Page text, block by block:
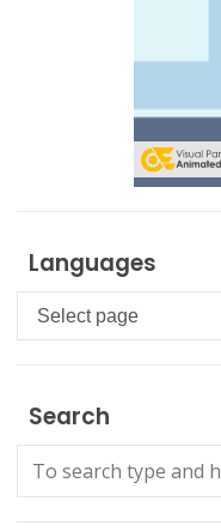
Languages
Languages
Search